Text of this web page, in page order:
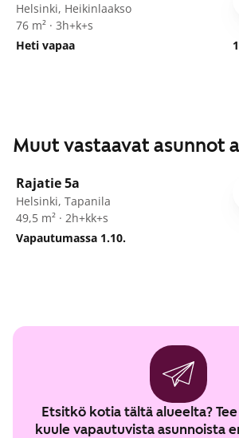
Helsinki, Heikinlaakso
76 m² · 3h+k+s
Heti vapaa
Muut vastaavat asunnot
Rajatie 5a
Helsinki, Tapanila
49,5 m² · 2h+kk+s
Vapautumassa 1.10.
Etsitkö kotia tältä alueelta?
kuule vapautuvista asunnoista